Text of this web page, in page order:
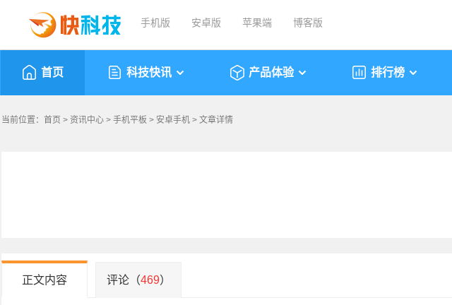
手机版 安卓版 苹果端 博客版
首页 科技快讯 产品体验 排行榜
当前位置： 首页 > 资讯中心 > 手机平板 > 安卓手机 > 文章详情
正文内容 评论（469）